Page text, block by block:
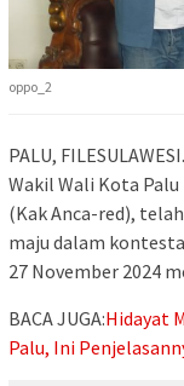
oppo_2
PALU,
Wakil Wali Kota
(Kak Anca-red),
maju dalam
27 November 2024
BACA JUGA:Hidayat
Palu, Ini